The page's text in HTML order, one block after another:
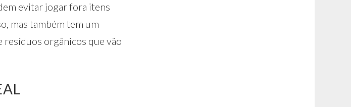
evitar jogar fora itens
mas também tem um
orgânicos que vão